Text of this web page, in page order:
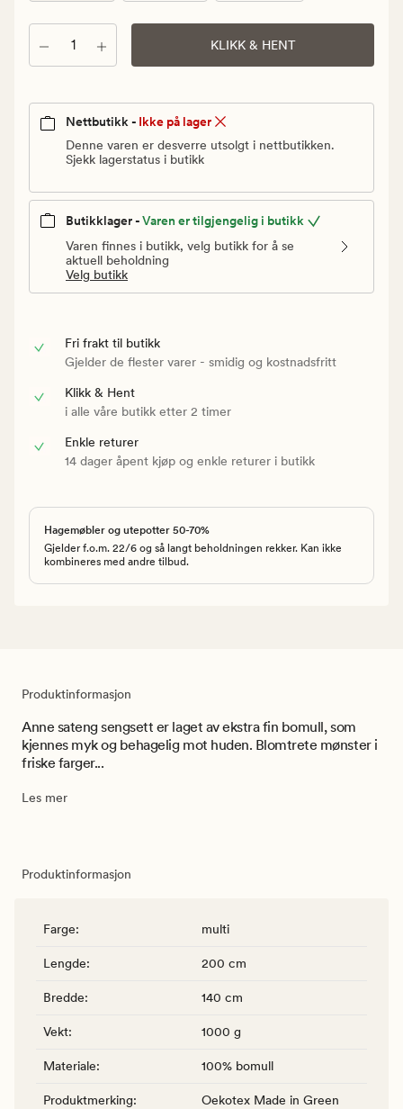
Antall KLIKK & HENT
Nettbutikk - Ikke på lager
Denne varen er desverre utsolgt i nettbutikken.
Sjekk lagerstatus i butikk
Butikklager -Varen er tilgjengelig i butikk
Varen finnes i butikk, velg butikk for å se
aktuell beholdning
Velg butikk
Fri frakt til butikk
Gjelder de flester varer - smidig og kostnadsfritt
Klikk & Hent
i alle våre butikk etter 2 timer
Enkle returer
14 dager åpent kjøp og enkle returer i butikk
Hagemøbler og utepotter 50-70%
Gjelder f.o.m. 22/6 og så langt beholdningen rekker. Kan ikke
kombineres med andre tilbud.
Produktinformasjon
Anne sateng sengsett er laget av ekstra fin bomull, som
kjennes myk og behagelig mot huden. Blomtrete mønster i
friske farger...
Les mer
Produktinformasjon
Farge: multi
Lengde: 200 cm
Bredde: 140 cm
Vekt: 1000 g
Materiale: 100% bomull
Produktmerking: Oekotex Made in Green